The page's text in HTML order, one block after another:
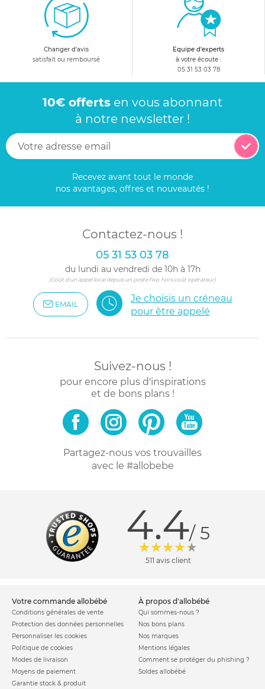
Changer d'avis
satisfait ou remboursé
Equipe d'experts
à votre écoute :
05 31 53 03 78
10€ offerts en vous abonnant
à notre newsletter !
Recevez avant tout le monde
nos avantages, offres et nouveautés !
Contactez-nous !
05 31 53 03 78
du lundi au vendredi de 10h à 17h
(Coût d'un appel local depuis un poste fixe, hors coût opérateur)
EMAIL
Je choisis un créneau
pour être appelé
Suivez-nous !
pour encore plus d'inspirations
et de bons plans !
Partagez-nous vos trouvailles
avec le #allobebe
4.4/ 5
511 avis client
votre commande allobébé
Conditions générales de vente
Protection des données personnelles
Personnaliser les cookies
Politique de cookies
Modes de livraison
Moyens de paiement
Garantie stock & produit
à propos d'allobébé
Qui sommes-nous ?
Nos bons plans
Nos marques
Mentions légales
Comment se protéger du phishing ?
Soldes allobébé